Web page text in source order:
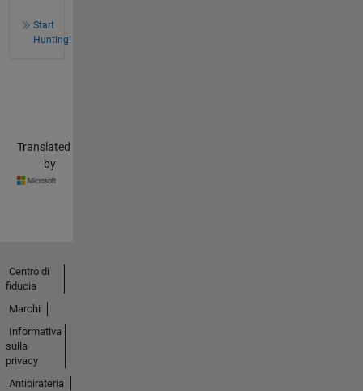
Start
Hunting!
Translated
by
Centro di
fiducia
Marchi
Informativa
sulla
privacy
Antipirateria